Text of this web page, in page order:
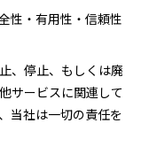
性・有用性・信頼性
、停止、もしくは廃
サービスに関連して
当社は一切の責任を